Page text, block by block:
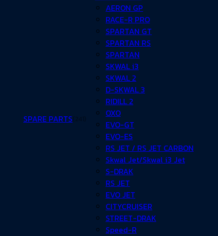
SPARE PARTS
AERON GP
RACE-R PRO
SPARTAN GT
SPARTAN RS
SPARTAN
SKWAL i3
SKWAL 2
D-SKWAL 3
RIDILL 2
OXO
EVO-GT
EVO-ES
RS JET / RS JET CARBON
Skwal Jet/Skwal i3 Jet
S-DRAK
RS JET
EVO JET
CITYCRUISER
STREET-DRAK
Speed-R